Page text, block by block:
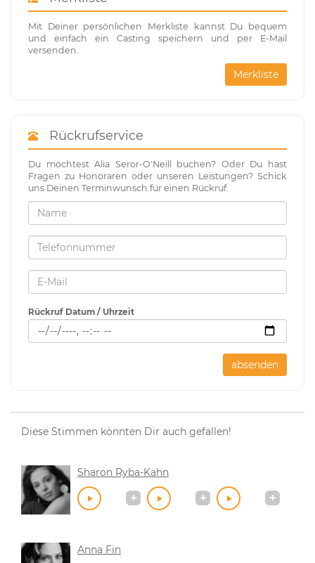
Mit Deiner persönlichen Merkliste kannst Du bequem
und einfach ein Casting speichern und per E-Mail
versenden.
Merkliste
Rückrufservice
Du möchtest Alia Seror-O'Neill buchen? Oder Du hast
Fragen zu Honoraren oder unseren Leistungen? Schick
uns Deinen Terminwunsch für einen Rückruf.
Rückruf Datum / Uhrzeit
absenden
Diese Stimmen könnten Dir auch gefallen!
Sharon Ryba-Kahn
Anna Fin